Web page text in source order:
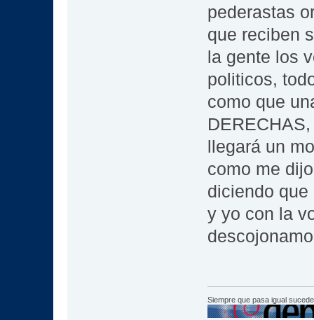
pederastas
que reciben
la gente los
politicos,
como que
llegará un
como me
diciendo
y yo con la
Siempre que pasa igual